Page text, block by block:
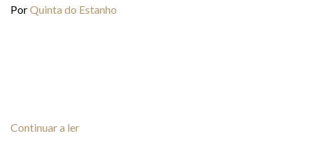
PorQuinta do Estanho
Continuar a ler